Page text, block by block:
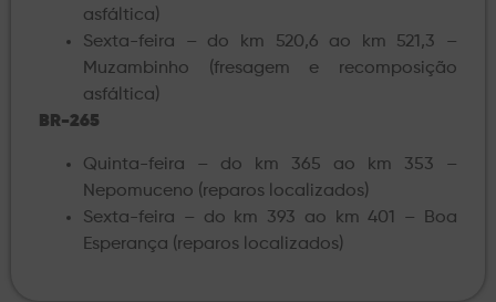
asfáltica)
Sexta-feira – do km 520,6 ao km 521,3 –
Muzambinho (fresagem e recomposição
asfáltica)
BR-265
Quinta-feira – do km 365 ao km 353 –
Nepomuceno (reparos localizados)
Sexta-feira – do km 393 ao km 401 – Boa
Esperança (reparos localizados)